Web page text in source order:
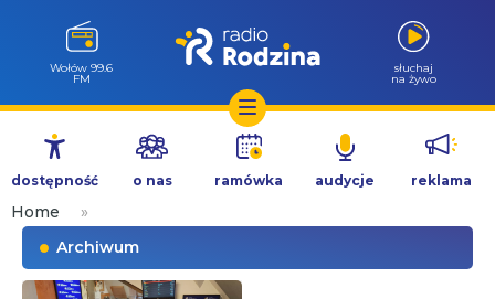
Przejdź
treści
Wołów 99.6
FM
słuchaj
na żywo
dostępność o nas ramówka audycje reklama
Home
»
Archiwum